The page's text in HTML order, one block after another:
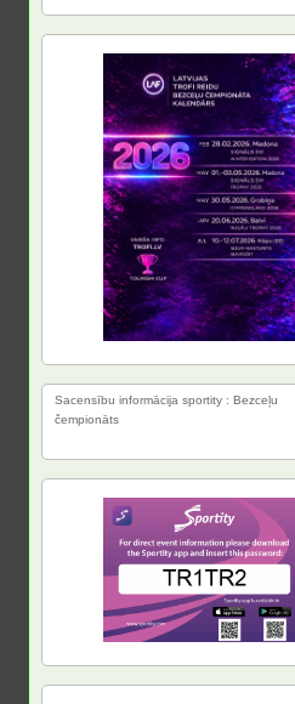
Sacensību informācija sportity : Bezceļu
čempionāts